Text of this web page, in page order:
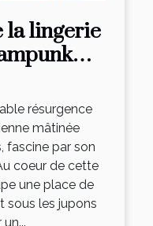
la lingerie
résurgence
mâtinée
fascine par son
coeur de cette
une place de
sous les jupons